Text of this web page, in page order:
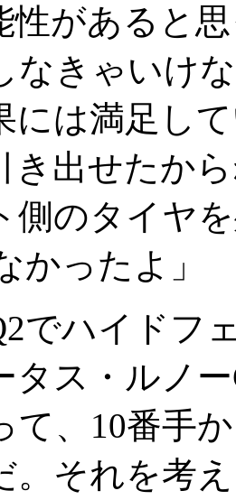
性があると
なきゃいけ
には満足し
き出せたか
側のタイヤ
かったよ」
でハイドフ
タス・ルノ
て、10番手
。それを考